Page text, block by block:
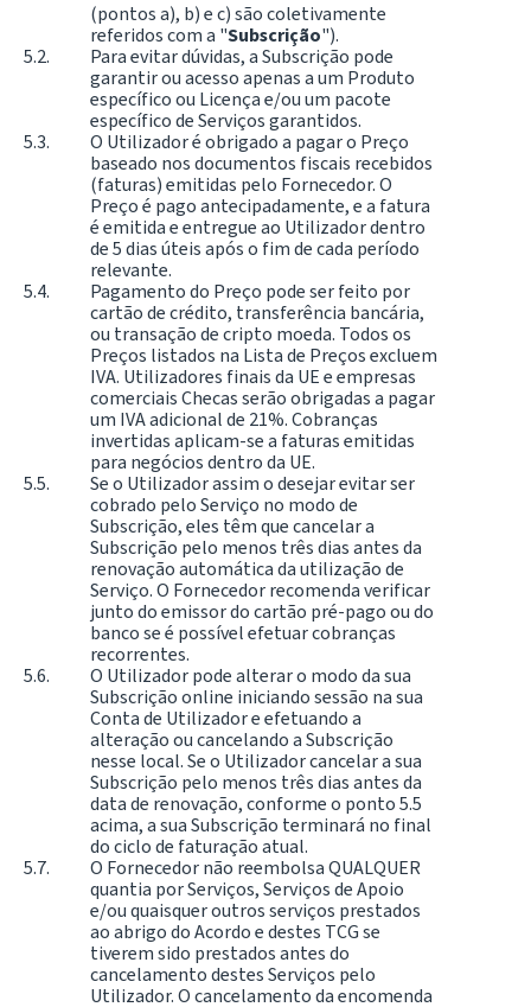
(pontos a), b) e c) são coletivamente
referidos com a "Subscrição").
Para evitar dúvidas, a Subscrição pode
garantir ou acesso apenas a um Produto
específico ou Licença e/ou um pacote
específico de Serviços garantidos.
O Utilizador é obrigado a pagar o Preço
baseado nos documentos fiscais recebidos
(faturas) emitidas pelo Fornecedor. O
Preço é pago antecipadamente, e a fatura
é emitida e entregue ao Utilizador dentro
de 5 dias úteis após o fim de cada período
relevante.
Pagamento do Preço pode ser feito por
cartão de crédito, transferência bancária,
ou transação de cripto moeda. Todos os
Preços listados na Lista de Preços excluem
IVA. Utilizadores finais da UE e empresas
comerciais Checas serão obrigadas a pagar
um IVA adicional de 21%. Cobranças
invertidas aplicam-se a faturas emitidas
para negócios dentro da UE.
Se o Utilizador assim o desejar evitar ser
cobrado pelo Serviço no modo de
Subscrição, eles têm que cancelar a
Subscrição pelo menos três dias antes da
renovação automática da utilização de
Serviço. O Fornecedor recomenda verificar
junto do emissor do cartão pré-pago ou do
banco se é possível efetuar cobranças
recorrentes.
O Utilizador pode alterar o modo da sua
Subscrição online iniciando sessão na sua
Conta de Utilizador e efetuando a
alteração ou cancelando a Subscrição
nesse local. Se o Utilizador cancelar a sua
Subscrição pelo menos três dias antes da
data de renovação, conforme o ponto 5.5
acima, a sua Subscrição terminará no final
do ciclo de faturação atual.
O Fornecedor não reembolsa QUALQUER
quantia por Serviços, Serviços de Apoio
e/ou quaisquer outros serviços prestados
ao abrigo do Acordo e destes TCG se
tiverem sido prestados antes do
cancelamento destes Serviços pelo
Utilizador. O cancelamento da encomenda